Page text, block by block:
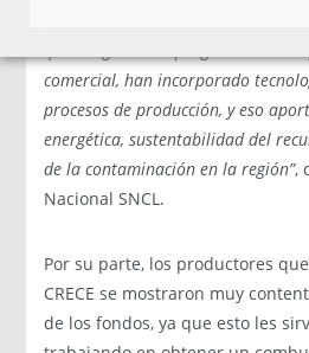
comercial, han incorporado
procesos de producción, y eso
energética, sustentabilidad del
de la contaminación en la región”,
Nacional SNCL.
Por su parte, los productores
CRECE se mostraron muy
de los fondos, ya que esto les